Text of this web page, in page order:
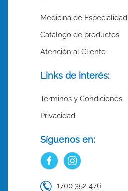
Medicina de Especialidad
Catálogo de productos
Atención al Cliente
Links de interés:
Términos y Condiciones
Privacidad
Síguenos en:
1700 352 476